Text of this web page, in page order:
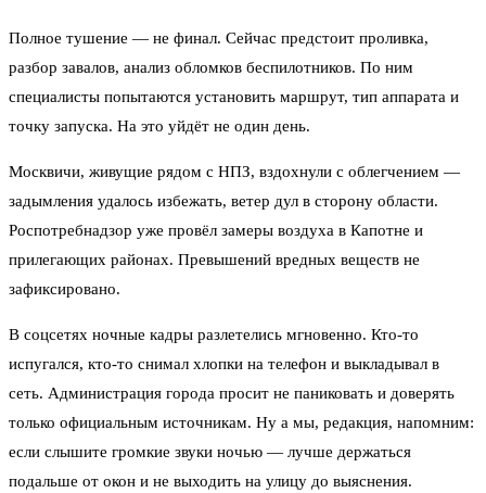
Полное тушение — не финал. Сейчас предстоит проливка,
разбор завалов, анализ обломков беспилотников. По ним
специалисты попытаются установить маршрут, тип аппарата и
точку запуска. На это уйдёт не один день.
Москвичи, живущие рядом с НПЗ, вздохнули с облегчением —
задымления удалось избежать, ветер дул в сторону области.
Роспотребнадзор уже провёл замеры воздуха в Капотне и
прилегающих районах. Превышений вредных веществ не
зафиксировано.
В соцсетях ночные кадры разлетелись мгновенно. Кто-то
испугался, кто-то снимал хлопки на телефон и выкладывал в
сеть. Администрация города просит не паниковать и доверять
только официальным источникам. Ну а мы, редакция, напомним:
если слышите громкие звуки ночью — лучше держаться
подальше от окон и не выходить на улицу до выяснения.